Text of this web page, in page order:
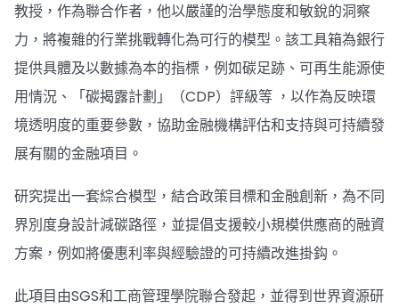
教授，作為聯合作者，他以嚴謹的治學態度和敏銳的洞察
力，將複雜的行業挑戰轉化為可行的模型。該工具箱為銀行
提供具體及以數據為本的指標，例如碳足跡、可再生能源使
用情況、「碳揭露計劃」（CDP）評級等 ，以作為反映環
境透明度的重要參數，協助金融機構評估和支持與可持續發
展有關的金融項目。
研究提出一套綜合模型，結合政策目標和金融創新，為不同
界別度身設計減碳路徑，並提倡支援較小規模供應商的融資
方案，例如將優惠利率與經驗證的可持續改進掛鈎。
此項目由SGS和工商管理學院聯合發起，並得到世界資源研